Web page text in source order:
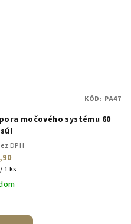
močového systému 60
DPH
1 ks
KÓD: PA47